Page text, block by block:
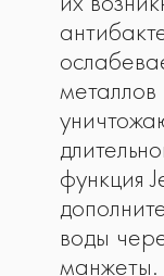
функция
воды